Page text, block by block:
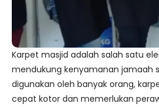
Karpet masjid adalah salah satu
mendukung kenyamanan jamaah
digunakan oleh banyak orang,
cepat kotor dan memerlukan